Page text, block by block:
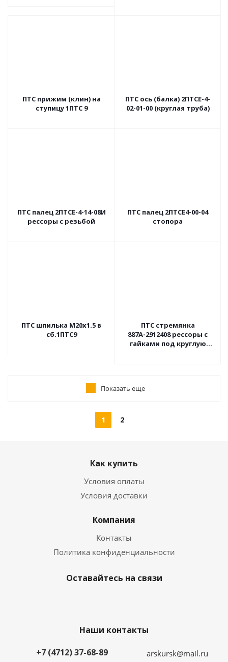
ПТС прижим (клин) на
ступицу 1ПТС 9
ПТС ось (балка) 2ПТСЕ-4-
02-01-00 (круглая труба)
ПТС палец 2ПТСЕ-4-14-08И
рессоры с резьбой
ПТС палец 2ПТСЕ4-00-04
стопора
ПТС шпилька М20х1.5 в
сб.1ПТС9
ПТС стремянка
887А-2912408 рессоры с
гайками под круглую
Показать еще
1 2
Как купить
Условия оплаты
Условия доставки
Компания
Контакты
Политика конфиденциальности
Оставайтесь на связи
Наши контакты
+7 (4712) 37-68-89
arskursk@mail.ru